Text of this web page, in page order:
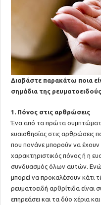
Διαβάστε παρακάτω ποια
σημάδια της
1. Πόνος στις αρθρώσεις
Ένα από τα πρώτα
ευαισθησίας στις αρθρώσεις
που πονάνε μπορούν να
χαρακτηριστικός πόνος ή η
συνδυασμός όλων αυτών. Ενώ
μπορεί να προκαλέσουν κάτι
ρευματοειδή αρθρίτιδα είναι
επηρεάσει και τα δύο χέρια